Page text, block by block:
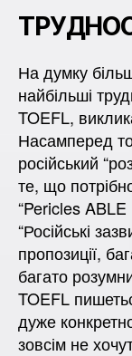
На думку
найбільші
TOEFL,
Насамперед
російський
те, що
“Pericles ABLE
“Російські
пропозиції,
багато
TOEFL
дуже
зовсім не